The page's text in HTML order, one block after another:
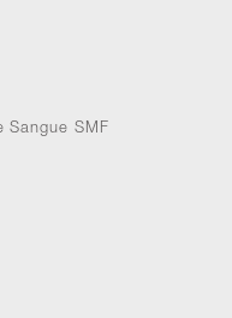
Sangue SMF